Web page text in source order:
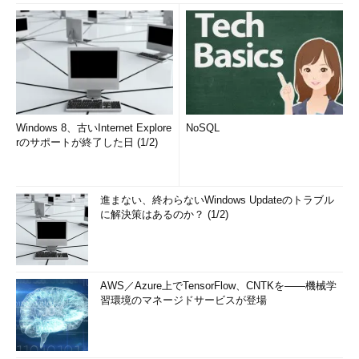
Windows 8、古いInternet Explore
rのサポートが終了した日 (1/2)
NoSQL
進まない、終わらないWindows Updateのトラブル
に解決策はあるのか？ (1/2)
AWS／Azure上でTensorFlow、CNTKを――機械学
習環境のマネージドサービスが登場